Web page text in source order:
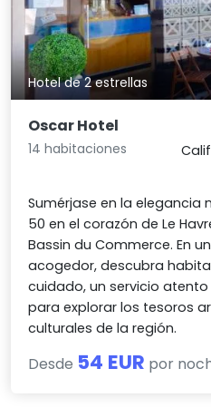
Hotel de 2 estrellas
Oscar Hotel
14 habitaciones
Sumérjase en la elegancia
50 en el corazón de Le
Bassin du Commerce. En
acogedor, descubra
cuidado, un servicio
para explorar los tesoros
culturales de la región.
Desde 54 EUR por